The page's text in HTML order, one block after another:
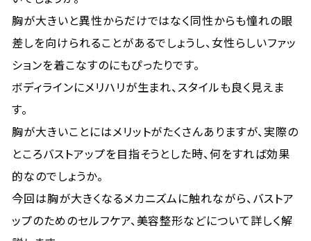
胸が大きいと異性からだけではなく同性からも憧れの眼
差しを向けられることがあるでしょうし、女性らしいファッ
ションを着こなすのにもぴったりです。
ボディラインにメリハリが生まれ、スタイルも良く見えま
す。
胸が大きいことにはメリットがたくさんありますが、実際の
ところバストアップを目指そうとした時、何をすれば効果
的なのでしょうか。
今回は胸が大きくなるメカニズムに触れながら、バストア
ップのためのセルフケア、美容整形などについて詳しく解